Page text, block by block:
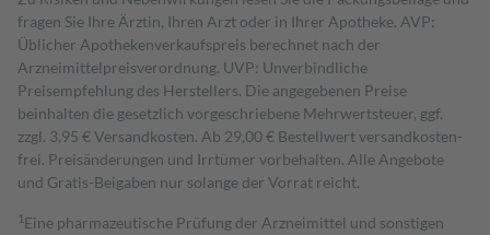
fragen Sie Ihre Ärztin, Ihren Arzt oder in Ihrer Apotheke. AVP:
Üblicher Apothekenverkaufspreis berechnet nach der
Arzneimittelpreisverordnung. UVP: Unverbindliche
Preisempfehlung des Herstellers. Die angegebenen Preise
beinhalten die gesetzlich vorgeschriebene Mehrwertsteuer, ggf.
zzgl. 3,95 € Versandkosten. Ab 29,00 € Bestell­wert versand­kosten­
frei. Preisänderungen und Irrtümer vorbehalten. Alle Angebote
und Gratis-Beigaben nur solange der Vorrat reicht.
1 Eine pharmazeutische Prüfung der Arzneimittel und sonstigen